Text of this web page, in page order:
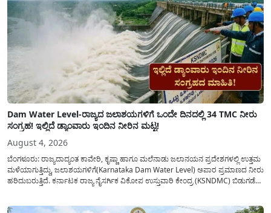
Dam Water Level-ರಾಜ್ಯದ ಜಲಾಶಯಗಳಿಗೆ ಒಂದೇ ದಿನದಲ್ಲಿ 34 TMC ನೀರು
ಸಂಗ್ರಹ! ಇಲ್ಲಿದೆ ಡ್ಯಾಂವಾರು ಇಂದಿನ ನೀರಿನ ಮಟ್ಟ!
August 4, 2026
ಬೆಂಗಳೂರು: ರಾಜ್ಯದಾದ್ಯಂತ ಕಾವೇರಿ, ಕೃಷ್ಣಾ ಹಾಗೂ ಮಲೆನಾಡು ಜಲಾನಯನ ಪ್ರದೇಶಗಳಲ್ಲಿ ಉತ್ತಮ
ಮಳೆಯಾಗುತ್ತಿದ್ದು, ಜಲಾಶಯಗಳಿಗೆ(Karnataka Dam Water Level) ಅಪಾರ ಪ್ರಮಾಣದ ನೀರು
ಹರಿದುಬರುತ್ತಿದೆ. ಕರ್ನಾಟಕ ರಾಜ್ಯ ನೈಸರ್ಗಿಕ ವಿಕೋಪ ಉಸ್ತುವಾರಿ ಕೇಂದ್ರ (KSNDMC) ಬಿಡುಗಡೆ